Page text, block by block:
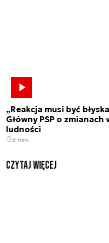
„Reakcja musi być
Główny PSP o
ludności
3 min.
czytaj więcej